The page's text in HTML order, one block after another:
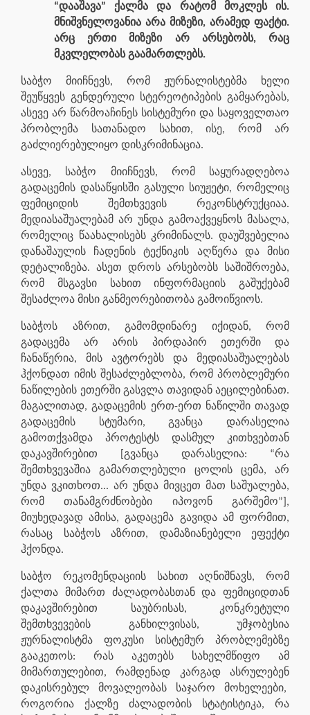
“დააშავა” ქალმა და რატომ მოკლეს ის.
მნიშვნელოვანია არა მიზეზი, არამედ ფაქტი.
არც ერთი მიზეზი არ არსებობს, რაც
მკვლელობას გაამართლებს.
საბჭო მიიჩნევს, რომ ჟურნალისტებმა ხელი
შეუწყვეს გენდერული სტერეოტიპების გამყარებას,
ასევე არ წარმოაჩინეს სისტემური და საყოველთაო
პრობლემა სათანადო სახით, ისე, რომ არ
გაძლიერებულიყო დისკრიმინაცია.
ასევე, საბჭო მიიჩნევს, რომ საყურადღებოა
გადაცემის დასაწყისში გასული სიუჟეტი, რომელიც
ფემიციდის შემთხვევის რეკონსტრუქციაა.
მედიასაშუალებამ არ უნდა გამოაქვეყნოს მასალა,
რომელიც წაახალისებს კრიმინალს. დაუშვებელია
დანაშაულის ჩადენის ტექნიკის აღწერა და მისი
დეტალიზება. ასეთ დროს არსებობს საშიშროება,
რომ მსგავსი სახით ინფორმაციის გაშუქებამ
შესაძლოა მისი განმეორებითობა გამოიწვიოს.
საბჭოს აზრით, გამომდინარე იქიდან, რომ
გადაცემა არ არის პირდაპირ ეთერში და
ჩანაწერია, მის ავტორებს და მედიასაშუალებას
ჰქონდათ იმის შესაძლებლობა, რომ პრობლემური
ნაწილების ეთერში გასვლა თავიდან აეცილებინათ.
მაგალითად, გადაცემის ერთ-ერთ ნაწილში თავად
გადაცემის სტუმარი, გვანცა დარასელია
გამოთქვამდა პროტესტს დასმულ კითხვებთან
დაკავშირებით [გვანცა დარასელია: “რა
შემთხვევაშია გამართლებული ცოლის ცემა, არ
უნდა ვკითხოთ... არ უნდა მივცეთ მათ საშუალება,
რომ თანამგრძნობები იპოვონ გარშემო”],
მიუხედავად ამისა, გადაცემა გავიდა ამ ფორმით,
რასაც საბჭოს აზრით, დამაზიანებელი ეფექტი
ჰქონდა.
საბჭო რეკომენდაციის სახით აღნიშნავს, რომ
ქალთა მიმართ ძალადობასთან და ფემიციდთან
დაკავშირებით საუბრისას, კონკრეტული
შემთხვევების განხილვისას, უმჯობესია
ჟურნალისტმა ფოკუსი სისტემურ პრობლემებზე
გააკეთოს: რას აკეთებს სახელმწიფო ამ
მიმართულებით, რამდენად კარგად ასრულებენ
დაკისრებულ მოვალეობას საჯარო მოხელეები,
როგორია ქალზე ძალადობის სტატისტიკა, რა